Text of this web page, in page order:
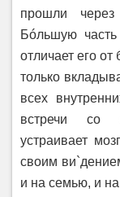
прошли
Бóльшую
отличает его
только
всех
встречи со
устраивает
своим
и на семью, и на